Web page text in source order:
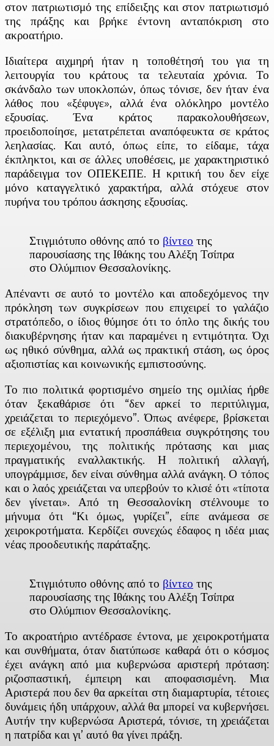
στον πατριωτισμό της επίδειξης και στον πατριωτισμό
της πράξης και βρήκε έντονη ανταπόκριση στο
ακροατήριο.
Ιδιαίτερα αιχμηρή ήταν η τοποθέτησή του για τη
λειτουργία του κράτους τα τελευταία χρόνια. Το
σκάνδαλο των υποκλοπών, όπως τόνισε, δεν ήταν ένα
λάθος που «ξέφυγε», αλλά ένα ολόκληρο μοντέλο
εξουσίας. Ένα κράτος παρακολουθήσεων,
προειδοποίησε, μετατρέπεται αναπόφευκτα σε κράτος
λεηλασίας. Και αυτό, όπως είπε, το είδαμε, τάχα
έκπληκτοι, και σε άλλες υποθέσεις, με χαρακτηριστικό
παράδειγμα τον ΟΠΕΚΕΠΕ. Η κριτική του δεν είχε
μόνο καταγγελτικό χαρακτήρα, αλλά στόχευε στον
πυρήνα του τρόπου άσκησης εξουσίας.
Στιγμιότυπο οθόνης από το βίντεο της
παρουσίασης της Ιθάκης του Αλέξη Τσίπρα
στο Ολύμπιον Θεσσαλονίκης.
Απέναντι σε αυτό το μοντέλο και αποδεχόμενος την
πρόκληση των συγκρίσεων που επιχειρεί το γαλάζιο
στρατόπεδο, ο ίδιος θύμησε ότι το όπλο της δικής του
διακυβέρνησης ήταν και παραμένει η εντιμότητα. Όχι
ως ηθικό σύνθημα, αλλά ως πρακτική στάση, ως όρος
αξιοπιστίας και κοινωνικής εμπιστοσύνης.
Το πιο πολιτικά φορτισμένο σημείο της ομιλίας ήρθε
όταν ξεκαθάρισε ότι “δεν αρκεί το περιτύλιγμα,
χρειάζεται το περιεχόμενο”. Όπως ανέφερε, βρίσκεται
σε εξέλιξη μια εντατική προσπάθεια συγκρότησης του
περιεχομένου, της πολιτικής πρότασης και μιας
πραγματικής εναλλακτικής. Η πολιτική αλλαγή,
υπογράμμισε, δεν είναι σύνθημα αλλά ανάγκη. Ο τόπος
και ο λαός χρειάζεται να υπερβούν το κλισέ ότι «τίποτα
δεν γίνεται». Από τη Θεσσαλονίκη στέλνουμε το
μήνυμα ότι “Κι όμως, γυρίζει”, είπε ανάμεσα σε
χειροκροτήματα. Κερδίζει συνεχώς έδαφος η ιδέα μιας
νέας προοδευτικής παράταξης.
Στιγμιότυπο οθόνης από το βίντεο της
παρουσίασης της Ιθάκης του Αλέξη Τσίπρα
στο Ολύμπιον Θεσσαλονίκης.
Το ακροατήριο αντέδρασε έντονα, με χειροκροτήματα
και συνθήματα, όταν διατύπωσε καθαρά ότι ο κόσμος
έχει ανάγκη από μια κυβερνώσα αριστερή πρόταση:
ριζοσπαστική, έμπειρη και αποφασισμένη. Μια
Αριστερά που δεν θα αρκείται στη διαμαρτυρία, τέτοιες
δυνάμεις ήδη υπάρχουν, αλλά θα μπορεί να κυβερνήσει.
Αυτήν την κυβερνώσα Αριστερά, τόνισε, τη χρειάζεται
η πατρίδα και γι’ αυτό θα γίνει πράξη.